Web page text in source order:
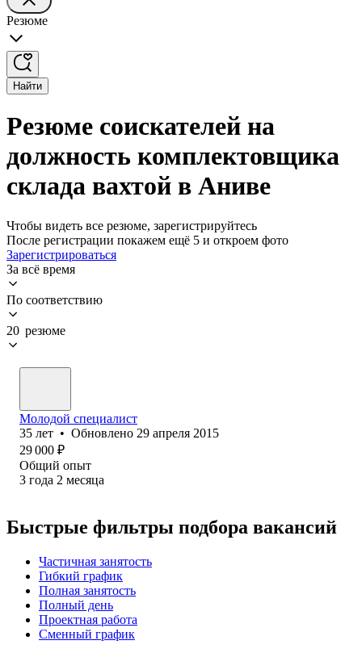
Резюме
Найти
Резюме соискателей на
должность комплектовщика
склада вахтой в Аниве
Чтобы видеть все резюме, зарегистрируйтесь
После регистрации покажем ещё 5 и откроем фото
Зарегистрироваться
За всё время
По соответствию
20 резюме
Молодой специалист
35 лет • Обновлено 29 апреля 2015
29 000 ₽
Общий опыт
3 года 2 месяца
Быстрые фильтры подбора вакансий
Частичная занятость
Гибкий график
Полная занятость
Полный день
Проектная работа
Сменный график